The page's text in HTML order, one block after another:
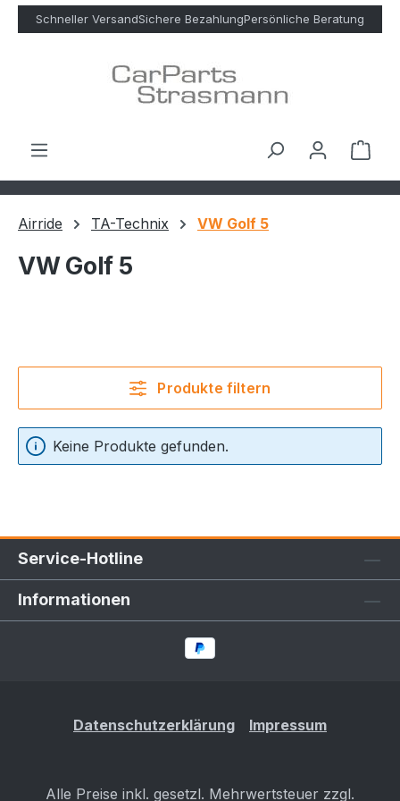
Zum Hauptinhalt springen
Schneller VersandSichere BezahlungPersönliche Beratung
Airride TA-Technix VW Golf 5
VW Golf 5
Produkte filtern
Keine Produkte gefunden.
Service-Hotline
Informationen
Datenschutzerklärung Impressum
Alle Preise inkl. gesetzl. Mehrwertsteuer zzgl.